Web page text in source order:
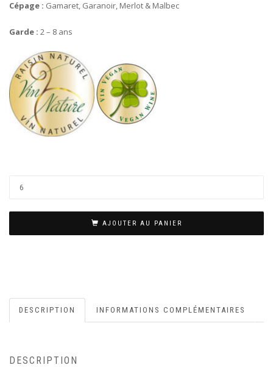
Cépage : Gamaret, Garanoir, Merlot & Malbec
Garde : 2 – 8 ans
AJOUTER AU PANIER
DESCRIPTION INFORMATIONS COMPLÉMENTAIRES
DESCRIPTION